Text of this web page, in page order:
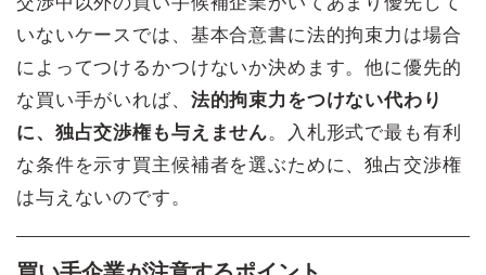
いないケースでは、基本合意書に法的拘束力は場合
によってつけるかつけないか決めます。他に優先的
な買い手がいれば、 法的拘束力をつけない代わり
に、独占交渉権も与えません。入札形式で最も有利
な条件を示す買主候補者を選ぶために、独占交渉権
は与えないのです。